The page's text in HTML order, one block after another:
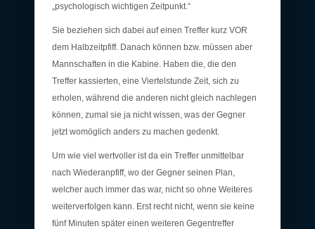
„psychologisch wichtigen Zeitpunkt.“
Sie beziehen sich dabei auf einen Treffer kurz VOR
dem Halbzeitpfiff. Danach können bzw. müssen aber
Mannschaften in die Kabine. Haben die, die den
Treffer kassierten, eine Viertelstunde Zeit, sich zu
erholen, während die anderen nicht gleich nachlegen
können, zumal sie ja nicht wissen, was der Gegner
jetzt womöglich anders zu machen gedenkt.
Um wie viel wertvoller ist da ein Treffer unmittelbar
nach Wiederanpfiff, wo der Gegner seinen Plan,
welcher auch immer das war, nicht so ohne Weiteres
weiterverfolgen kann. Erst recht nicht, wenn sie keine
fünf Minuten später einen weiteren Gegentreffer